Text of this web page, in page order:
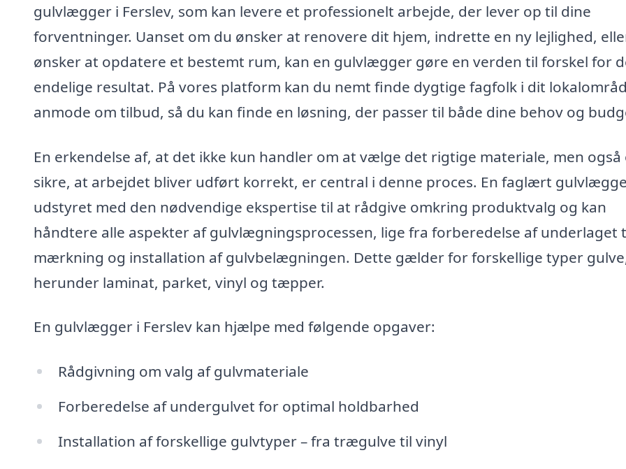
gulvlægger i Ferslev, som kan levere et professionelt arbejde, der lever op til dine
forventninger. Uanset om du ønsker at renovere dit hjem, indrette en ny lejlighed,
ønsker at opdatere et bestemt rum, kan en gulvlægger gøre en verden til forskel for
endelige resultat. På vores platform kan du nemt finde dygtige fagfolk i dit
anmode om tilbud, så du kan finde en løsning, der passer til både dine behov og
En erkendelse af, at det ikke kun handler om at vælge det rigtige materiale, men også
sikre, at arbejdet bliver udført korrekt, er central i denne proces. En faglært
udstyret med den nødvendige ekspertise til at rådgive omkring produktvalg og kan
håndtere alle aspekter af gulvlægningsprocessen, lige fra forberedelse af underlaget
mærkning og installation af gulvbelægningen. Dette gælder for forskellige typer
herunder laminat, parket, vinyl og tæpper.
En gulvlægger i Ferslev kan hjælpe med følgende opgaver:
Rådgivning om valg af gulvmateriale
Forberedelse af undergulvet for optimal holdbarhed
Installation af forskellige gulvtyper – fra trægulve til vinyl